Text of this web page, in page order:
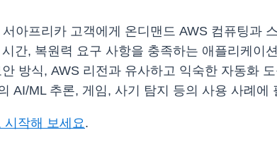
아프리카 고객에게 온디맨드 AWS 컴퓨팅과
간, 복원력 요구 사항을 충족하는 애플리케이
방식, AWS 리전과 유사하고 익숙한 자동화
AI/ML 추론, 게임, 사기 탐지 등의 사용 사례
시작해 보세요.